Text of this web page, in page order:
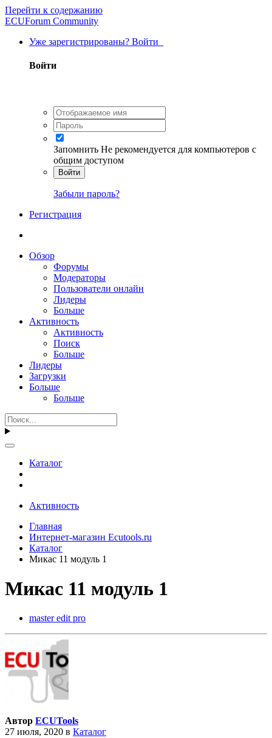
Перейти к содержанию
ECUForum Community
Уже зарегистрированы? Войти
Войти
Запомнить Не рекомендуется для компьютеров с
общим доступом
Войти
Забыли пароль?
Регистрация
Обзор
Форумы
Модераторы
Пользователи онлайн
Лидеры
Больше
Активность
Активность
Поиск
Больше
Лидеры
Загрузки
Больше
Больше
Каталог
Активность
Главная
Интернет-магазин Ecutools.ru
Каталог
Mикас 11 модуль 1
Mикас 11 модуль 1
master edit pro
Автор ECUTools
27 июля, 2020 в Каталог